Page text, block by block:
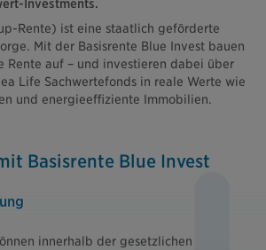
Investments.
Rente) ist eine staatlich geförderte
Mit der Basisrente Blue Invest bauen
Rente auf – und investieren dabei über
Life Sachwertefonds in reale Werte wie
und energieeffiziente Immobilien.
Basisrente Blue Invest
innerhalb der gesetzlichen